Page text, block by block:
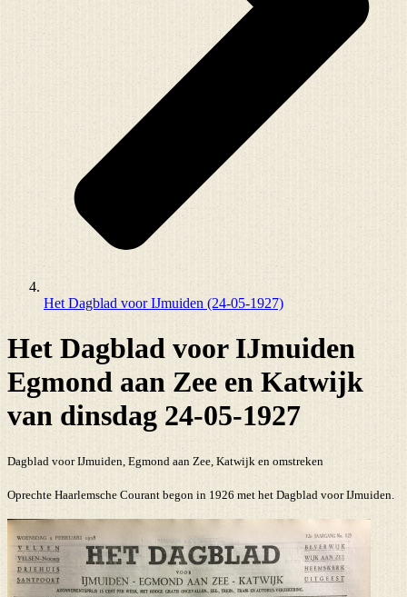
Het Dagblad voor IJmuiden (24-05-1927)
Het Dagblad voor IJmuiden
Egmond aan Zee en Katwijk
van dinsdag 24-05-1927
Dagblad voor IJmuiden, Egmond aan Zee, Katwijk en omstreken
Oprechte Haarlemsche Courant begon in 1926 met het Dagblad voor IJmuiden.